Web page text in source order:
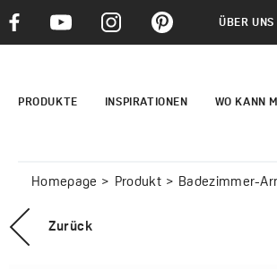
ÜBER UNS
PRODUKTE INSPIRATIONEN WO KANN
Homepage Produkt Badezimmer-
Zurück